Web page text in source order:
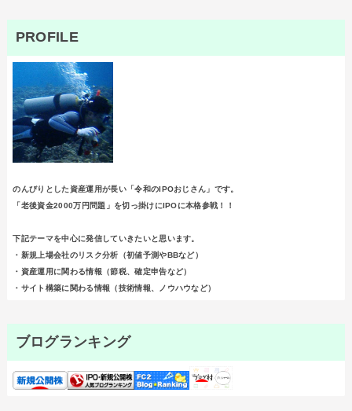
PROFILE
のんびりとした資産運用が長い「令和のIPOおじさん」です。
「老後資金2000万円問題」を切っ掛けにIPOに本格参戦！！
下記テーマを中心に発信していきたいと思います。
・新規上場会社のリスク分析（初値予測やBBなど）
・資産運用に関わる情報（節税、確定申告など）
・サイト構築に関わる情報（技術情報、ノウハウなど）
ブログランキング